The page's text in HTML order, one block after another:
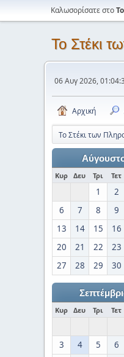
Καλωσορίσατε στο
Το Στέκι
06 Αυγ 2026,
Αρχική
Το Στέκι των
Κυρ Δευ Τρι Τετ
1 2
6
7 8 9
13
14 15 16
20
21 22 23
27
28 29 30
Κυρ Δευ Τρι Τετ
3
4 5 6